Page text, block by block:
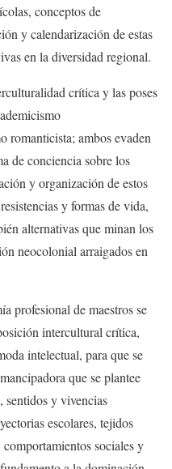
conceptos de
y calendarización de estas
en la diversidad regional.
crítica y las poses
romanticista; ambos evaden
de conciencia sobre los
y organización de estos
y formas de vida,
alternativas que minan los
neocolonial arraigados en
profesional de maestros se
intercultural crítica,
intelectual, para que se
que se plantee
sentidos y vivencias
escolares, tejidos
sociales y